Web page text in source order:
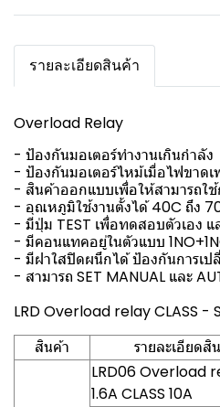
รายละเอียดสินค้า
Overload Relay
- ป้องกันมอเตอร์ทำงานเกินกำลัง
- ป้องกันมอเตอร์ไหม้เมื่อไฟขาดเ
- สินค้าออกแบบเพื่อให้สามารถใ
- อุณหภูมิใช้งานตั้งได้ 40C ถึง
- มีปุ่ม TEST เพื่อทดสอบตัวเอง
- มีคอนแทคอยู่ในตัวแบบ
- มีฝาใสปิดผนึกได้ ป้องกันการเป
- สามารถ SET MANUAL และ
LRD Overload relay CLASS
สินค้า
รายละเอียดสิ
LRD06 Overload
1.6A CLASS 10A